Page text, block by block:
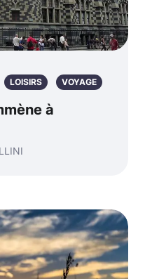
LOISIRS VOYAGE
à